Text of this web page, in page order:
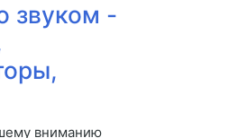
звуком -
вниманию